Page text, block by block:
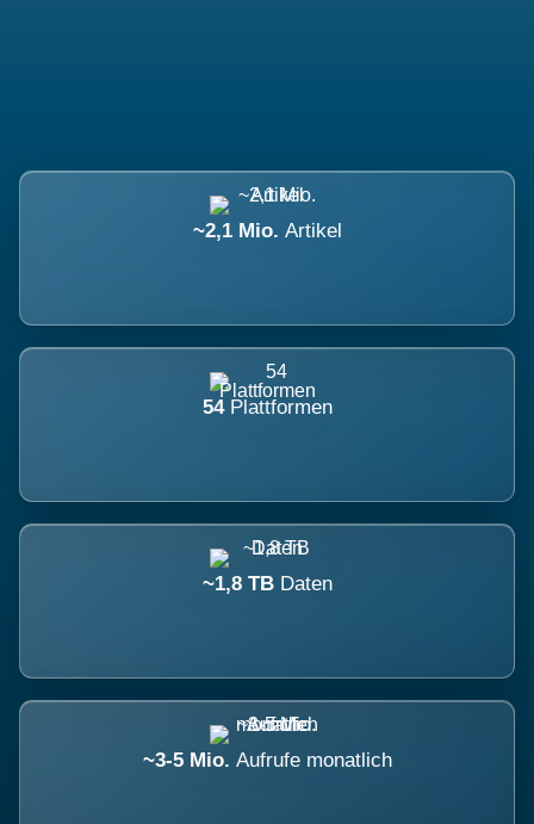
~2,1 Mio. Artikel
54 Plattformen
~1,8 TB Daten
~3-5 Mio. Aufrufe monatlich